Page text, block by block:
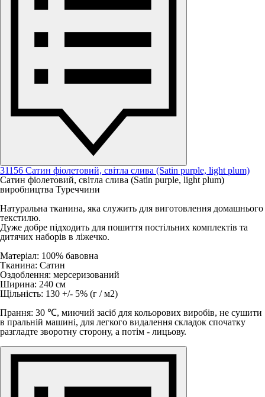
31156 Сатин фіолетовий, світла слива (Satin purple, light plum)
Сатин фіолетовий, світла слива (Satin purple, light plum)
виробництва Туреччини
Натуральна тканина, яка служить для виготовлення домашнього
текстилю.
Дуже добре підходить для пошиття постільних комплектів та
дитячих наборів в ліжечко.
Матеріал: 100% бавовна
Тканина: Сатин
Оздоблення: мерсеризований
Ширина: 240 см
Щільність: 130 +/- 5% (г / м2)
Прання: 30 ℃, миючий засіб для кольорових виробів, не сушити
в пральній машині, для легкого видалення складок спочатку
разгладте зворотну сторону, а потім - лицьову.